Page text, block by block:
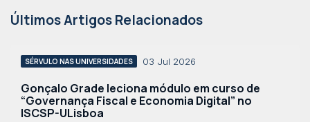
Últimos Artigos Relacionados
SÉRVULO NAS UNIVERSIDADES 03 Jul 2026
Gonçalo Grade leciona módulo em curso de
“Governança Fiscal e Economia Digital” no
ISCSP-ULisboa